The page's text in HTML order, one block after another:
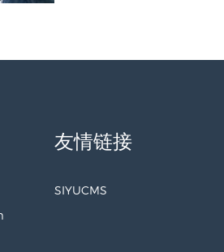
友情链接
SIYUCMS